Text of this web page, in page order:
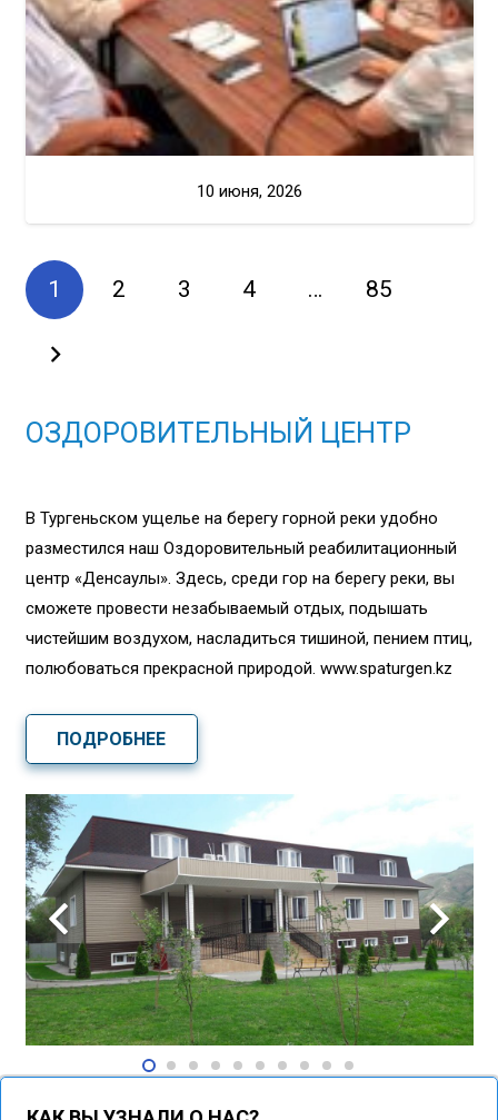
10 июня, 2026
1 2 3 4 … 85
ОЗДОРОВИТЕЛЬНЫЙ ЦЕНТР
В Тургеньском ущелье на берегу горной реки удобно
разместился наш Оздоровительный реабилитационный
центр «Денсаулық». Здесь, среди гор на берегу реки, вы
сможете провести незабываемый отдых, подышать
чистейшим воздухом, насладиться тишиной, пением птиц,
полюбоваться прекрасной природой. www.spaturgen.kz
ПОДРОБНЕЕ